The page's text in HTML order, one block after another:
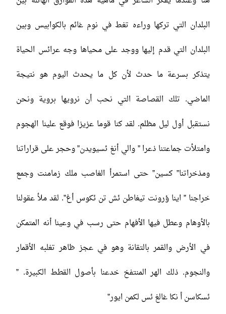
البلدان التي تركها وراءه تغط في نوم غائم بالكوابيس وبين
البلدان التي قدم إليها ووجد على محياها وجه عرائس الحياة
يتذكر بسرعة ما حدث لأن كل ما يحدث اليوم هو نتيجة
الماضي. تلك القصاصة التي نحب أن نرويها بروية ونحن
نستقبل أول ليل مظلم. لقد كنا قوما عزيزا فوقع علينا الهجوم
وامتلأت جماعتنا ذعرا ” والي أنغ ئسيويدن” وحجر على قراراتنا
ومذخراتنا” كسين” حتى استمرأ الغاصب ملك زمامنت وجمع
خراجنا ” اينا ؤرونت تيغاطن ئش تن ئكوس أغ”. لقد ملأ عقولنا
بالأوهام وعطل فيها الأفهام حتى رسب في وعينا أنه المتمكن
في الأرض والقمر بالتقانة وهو في عجز ظاهر تغلبه الأقمار
والنجوم. ذلك الهر المنتفخ خدعنا بأصول القطط الكبيرة. ”
ئسكاسن أ نكا غالغ ئس لكمن ايور”